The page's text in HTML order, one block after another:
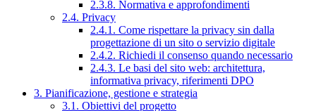
2.3.8. Normativa e approfondimenti
2.4. Privacy
2.4.1. Come rispettare la privacy sin dalla
progettazione di un sito o servizio digitale
2.4.2. Richiedi il consenso quando necessario
2.4.3. Le basi del sito web: architettura,
informativa privacy, riferimenti DPO
3. Pianificazione, gestione e strategia
3.1. Obiettivi del progetto